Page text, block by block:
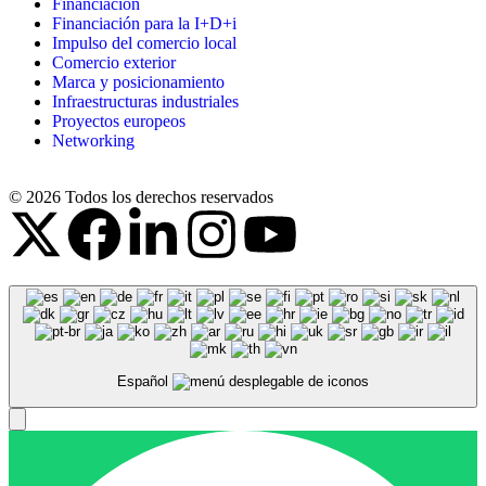
Financiación
Financiación para la I+D+i
Impulso del comercio local
Comercio exterior
Marca y posicionamiento
Infraestructuras industriales
Proyectos europeos
Networking
© 2026 Todos los derechos reservados
Español